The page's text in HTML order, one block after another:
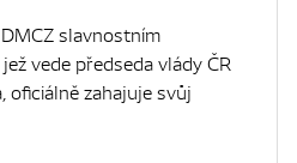
slavnostním
vede předseda vlády ČR
oficiálně zahajuje svůj